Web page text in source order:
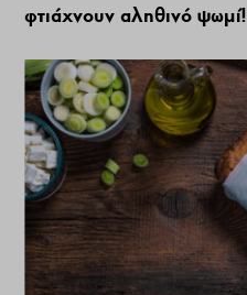
φτιάχνουν αληθινό ψωμί!